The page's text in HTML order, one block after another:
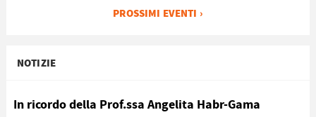
PROSSIMI EVENTI ›
NOTIZIE
In ricordo della Prof.ssa Angelita Habr-Gama